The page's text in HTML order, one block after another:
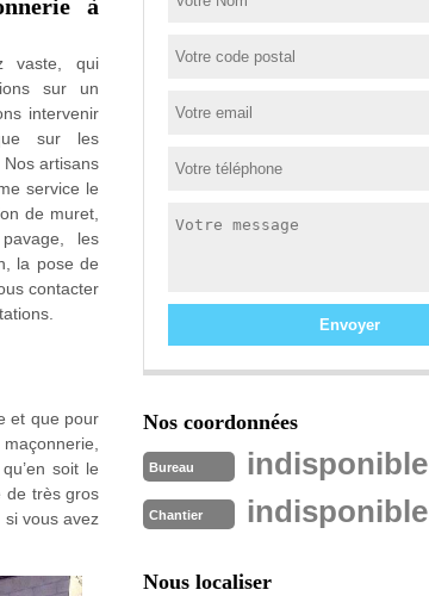
à
vaste, qui
sur un
intervenir
sur les
artisans
service le
de muret,
les
la pose de
contacter
et que pour
soit le
de très gros
vous avez
Nos coordonnées
Bureau indisponible
Chantier indisponible
Nous localiser